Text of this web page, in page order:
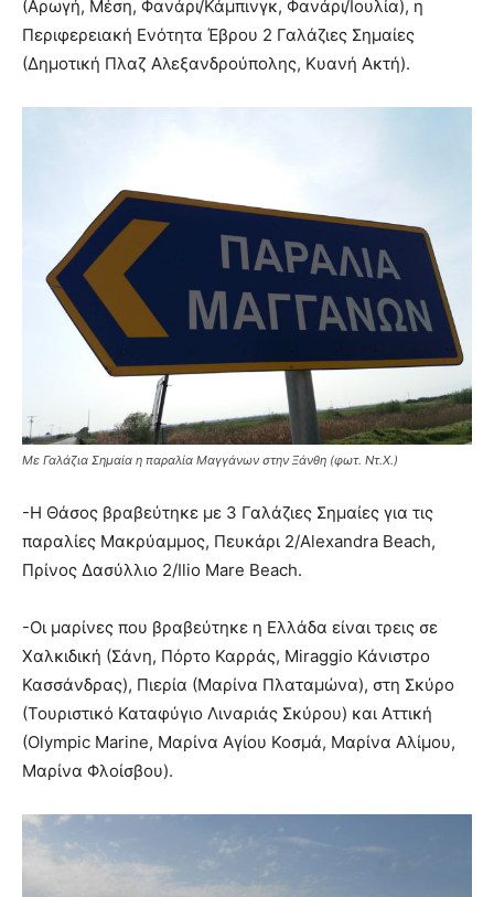
(Αρωγή, Μέση, Φανάρι/Κάμπινγκ, Φανάρι/Ιουλία), η
Περιφερειακή Ενότητα Έβρου 2 Γαλάζιες Σημαίες
(Δημοτική Πλαζ Αλεξανδρούπολης, Κυανή Ακτή).
Με Γαλάζια Σημαία η παραλία Μαγγάνων στην Ξάνθη (φωτ. Ντ.Χ.)
-Η Θάσος βραβεύτηκε με 3 Γαλάζιες Σημαίες για τις
παραλίες Μακρύαμμος, Πευκάρι 2/Alexandra Beach,
Πρίνος Δασύλλιο 2/Ilio Mare Beach.
-Οι μαρίνες που βραβεύτηκε η Ελλάδα είναι τρεις σε
Χαλκιδική (Σάνη, Πόρτο Καρράς, Miraggio Κάνιστρο
Κασσάνδρας), Πιερία (Μαρίνα Πλαταμώνα), στη Σκύρο
(Τουριστικό Καταφύγιο Λιναριάς Σκύρου) και Αττική
(Οlympic Μarine, Μαρίνα Αγίου Κοσμά, Μαρίνα Αλίμου,
Μαρίνα Φλοίσβου).